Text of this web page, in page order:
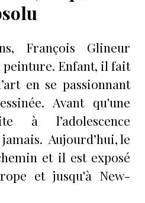
François Glineur
peinture. Enfant, il fait
en se passionnant
Avant qu'une
à l’adolescence
Aujourd’hui, le
et il est exposé
et jusqu'à New-